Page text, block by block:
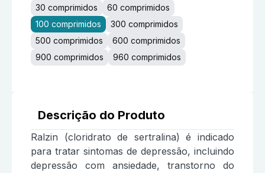
30 comprimidos
60 comprimidos
100 comprimidos
300 comprimidos
500 comprimidos
600 comprimidos
900 comprimidos
960 comprimidos
Descrição do Produto
Ralzin (cloridrato de sertralina) é indicado
para tratar sintomas de depressão, incluindo
depressão com ansiedade, transtorno do